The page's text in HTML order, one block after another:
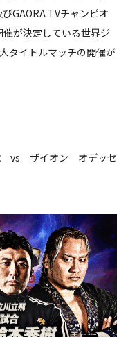
GAORA TVチャンピオ
が決定している世界ジ
タイトルマッチの開催が
vs ザイオン オデッセ